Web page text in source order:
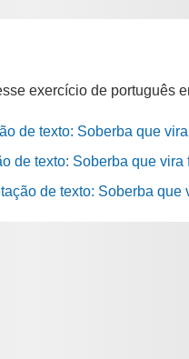
exercício de português
de texto: Soberba que
de texto: Soberba que
de texto: Soberba